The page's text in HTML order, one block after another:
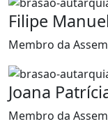
Filipe
Membro da
Joana
Membro da